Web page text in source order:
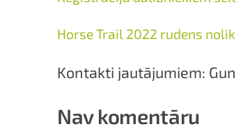
Horse Trail 2022 rudens
Kontakti jautājumiem:
Nav komentāru